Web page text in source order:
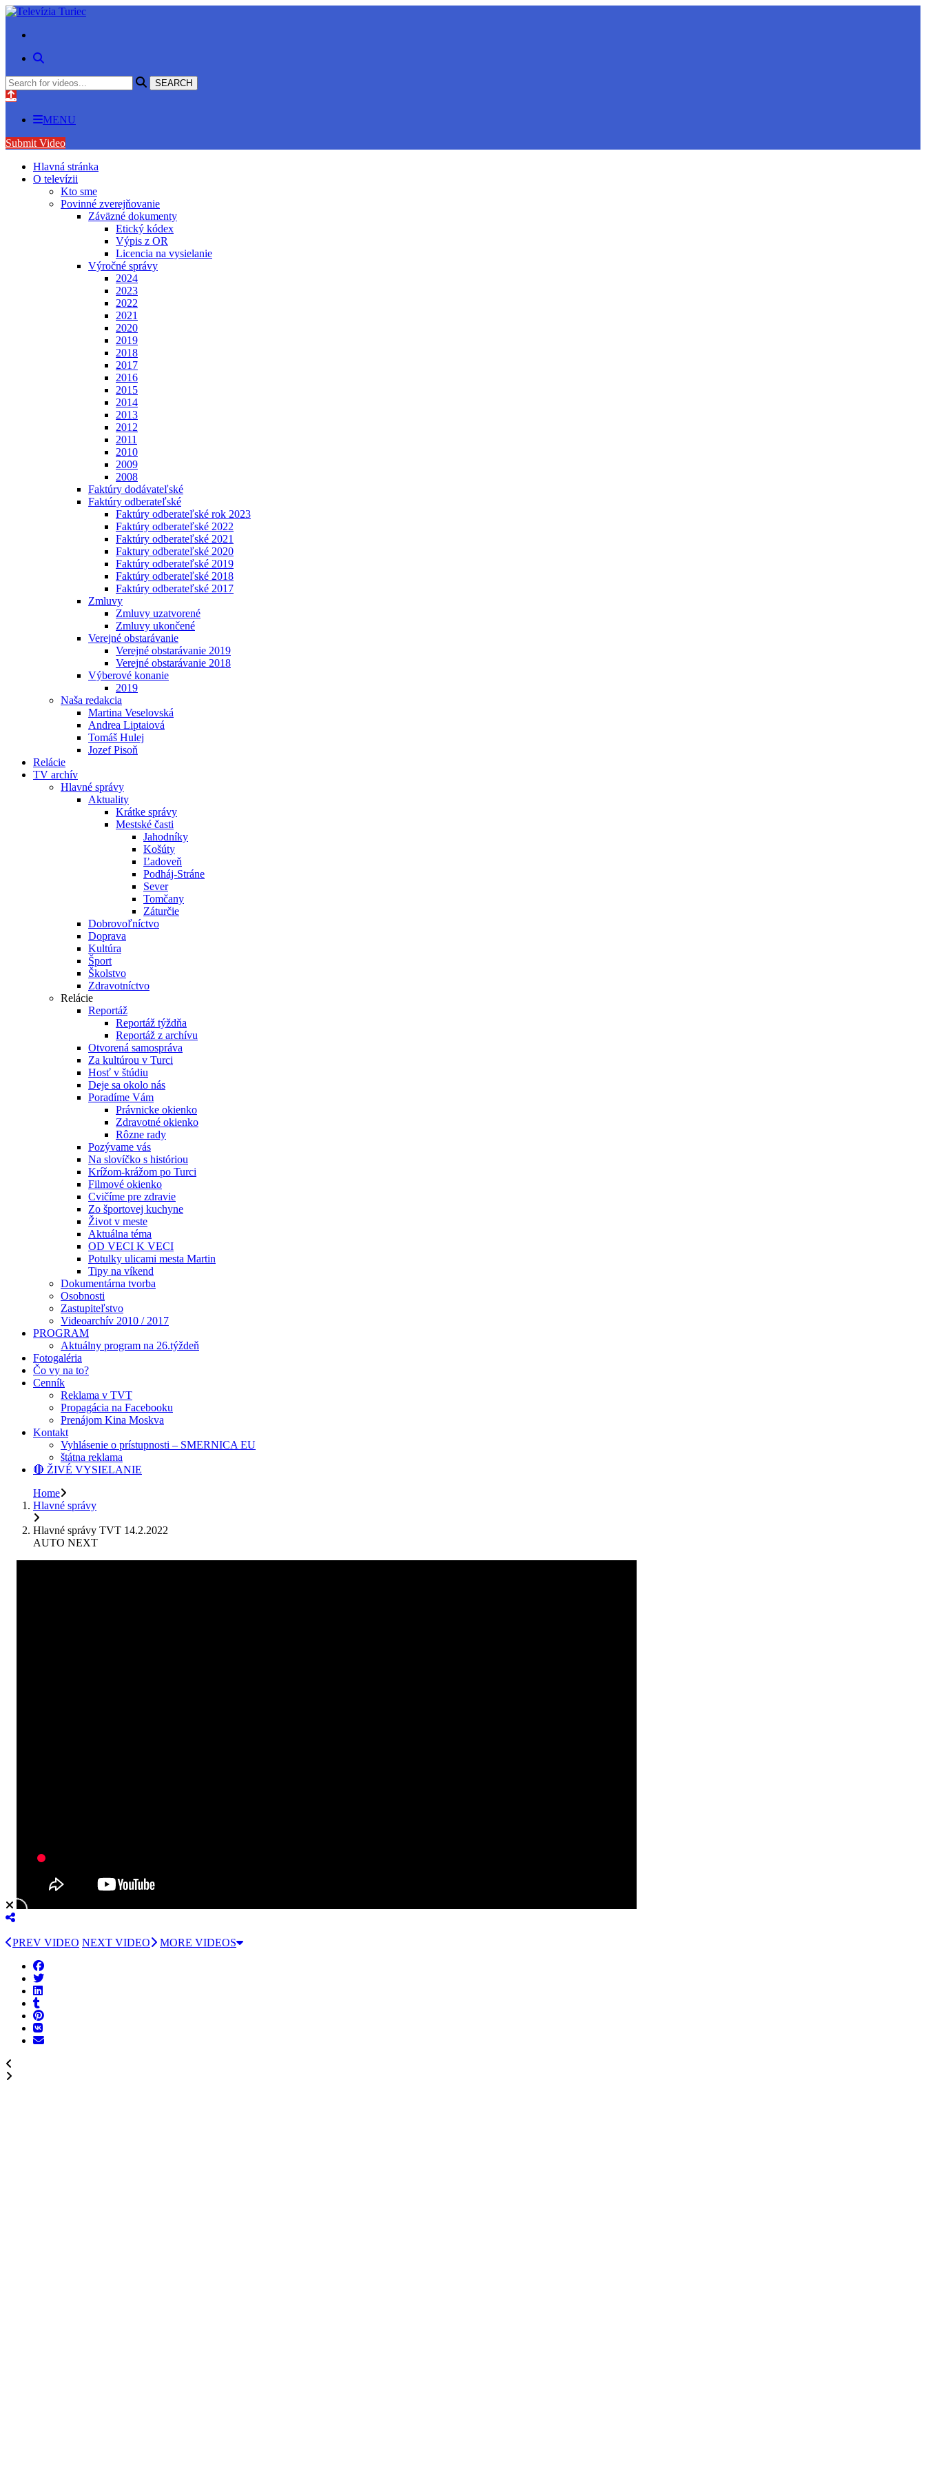
MENU
Submit Video
Hlavná stránka
O televízii
Kto sme
Povinné zverejňovanie
Záväzné dokumenty
Etický kódex
Výpis z OR
Licencia na vysielanie
Výročné správy
2024
2023
2022
2021
2020
2019
2018
2017
2016
2015
2014
2013
2012
2011
2010
2009
2008
Faktúry dodávateľské
Faktúry odberateľské
Faktúry odberateľské rok 2023
Faktúry odberateľské 2022
Faktúry odberateľské 2021
Faktury odberateľské 2020
Faktúry odberateľské 2019
Faktúry odberateľské 2018
Faktúry odberateľské 2017
Zmluvy
Zmluvy uzatvorené
Zmluvy ukončené
Verejné obstarávanie
Verejné obstarávanie 2019
Verejné obstarávanie 2018
Výberové konanie
2019
Naša redakcia
Martina Veselovská
Andrea Liptaiová
Tomáš Hulej
Jozef Pisoň
Relácie
TV archív
Hlavné správy
Aktuality
Krátke správy
Mestské časti
Jahodníky
Košúty
Ľadoveň
Podháj-Stráne
Sever
Tomčany
Záturčie
Dobrovoľníctvo
Doprava
Kultúra
Šport
Školstvo
Zdravotníctvo
Relácie
Reportáž
Reportáž týždňa
Reportáž z archívu
Otvorená samospráva
Za kultúrou v Turci
Hosť v štúdiu
Deje sa okolo nás
Poradíme Vám
Právnicke okienko
Zdravotné okienko
Rôzne rady
Pozývame vás
Na slovíčko s históriou
Krížom-krážom po Turci
Filmové okienko
Cvičíme pre zdravie
Zo športovej kuchyne
Život v meste
Aktuálna téma
OD VECI K VECI
Potulky ulicami mesta Martin
Tipy na víkend
Dokumentárna tvorba
Osobnosti
Zastupiteľstvo
Videoarchív 2010 / 2017
PROGRAM
Aktuálny program na 26.týždeň
Fotogaléria
Čo vy na to?
Cenník
Reklama v TVT
Propagácia na Facebooku
Prenájom Kina Moskva
Kontakt
Vyhlásenie o prístupnosti – SMERNICA EU
štátna reklama
🔴 ŽIVÉ VYSIELANIE
Home
Hlavné správy
Hlavné správy TVT 14.2.2022
AUTO NEXT
PREV VIDEO NEXT VIDEO MORE VIDEOS